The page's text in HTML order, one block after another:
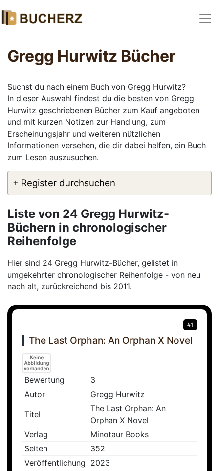
Gregg Hurwitz Bücher
Suchst du nach einem Buch von Gregg Hurwitz?
In dieser Auswahl findest du die besten von Gregg
Hurwitz geschriebenen Bücher zum Kauf angeboten
und mit kurzen Notizen zur Handlung, zum
Erscheinungsjahr und weiteren nützlichen
Informationen versehen, die dir dabei helfen, ein Buch
zum Lesen auszusuchen.
+ Register durchsuchen
Liste von 24 Gregg Hurwitz-
Büchern in chronologischer
Reihenfolge
Hier sind 24 Gregg Hurwitz-Bücher, gelistet in
umgekehrter chronologischer Reihenfolge - von neu
nach alt, zurückreichend bis 2011.
#1
The Last Orphan: An Orphan X Novel
Bewertung
3
Autor
Gregg Hurwitz
Titel
The Last Orphan: An
Orphan X Novel
Verlag
Minotaur Books
Seiten
352
Veröffentlichung 2023